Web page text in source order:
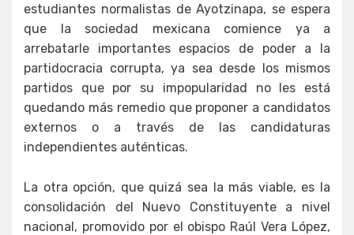
estudiantes normalistas de Ayotzinapa, se espera
que la sociedad mexicana comience ya a
arrebatarle importantes espacios de poder a la
partidocracia corrupta, ya sea desde los mismos
partidos que por su impopularidad no les está
quedando más remedio que proponer a candidatos
externos o a través de las candidaturas
independientes auténticas.
La otra opción, que quizá sea la más viable, es la
consolidación del Nuevo Constituyente a nivel
nacional, promovido por el obispo Raúl Vera López,